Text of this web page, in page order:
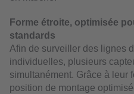
Forme étroite, optimisée
standards
Afin de surveiller des lignes
individuelles, plusieurs
simultanément. Grâce à leur
position de montage